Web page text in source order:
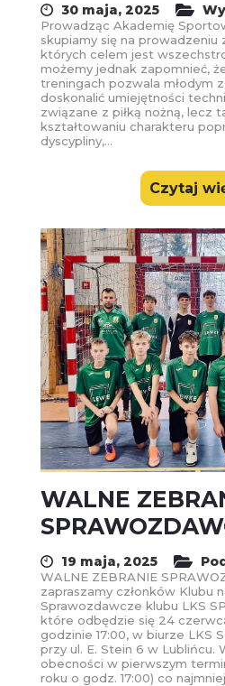
30 maja, 2025
Prowadząc Akademię
skupiamy się na prowadzeniu
których celem jest
możemy jednak zapomnieć,
treningach pozwala młodym
doskonalić umiejętności
związane z piłką nożną, lecz
kształtowaniu charakteru
dyscypliny,...
Czytaj
WALNE
19 maja, 2025
WALNE ZEBRANIE
zapraszamy członków Klubu
Sprawozdawcze klubu LKS
które odbędzie się 24
godzinie 17:00, w biurze LKS
przy ul. E. Stein 6 w Lublińcu.
obecności w pierwszym
roku o godz. 17:00) co najmniej